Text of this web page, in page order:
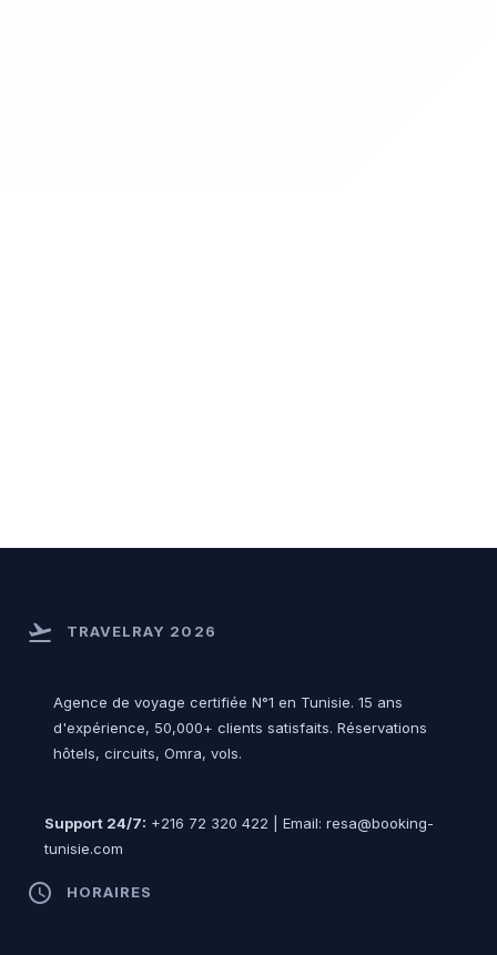
flight_takeoff TRAVELRAY 2026
Agence de voyage certifiée N°1 en Tunisie. 15 ans
d'expérience, 50,000+ clients satisfaits. Réservations
hôtels, circuits, Omra, vols.
Support 24/7: +216 72 320 422 | Email: resa@booking-
tunisie.com
access_time HORAIRES